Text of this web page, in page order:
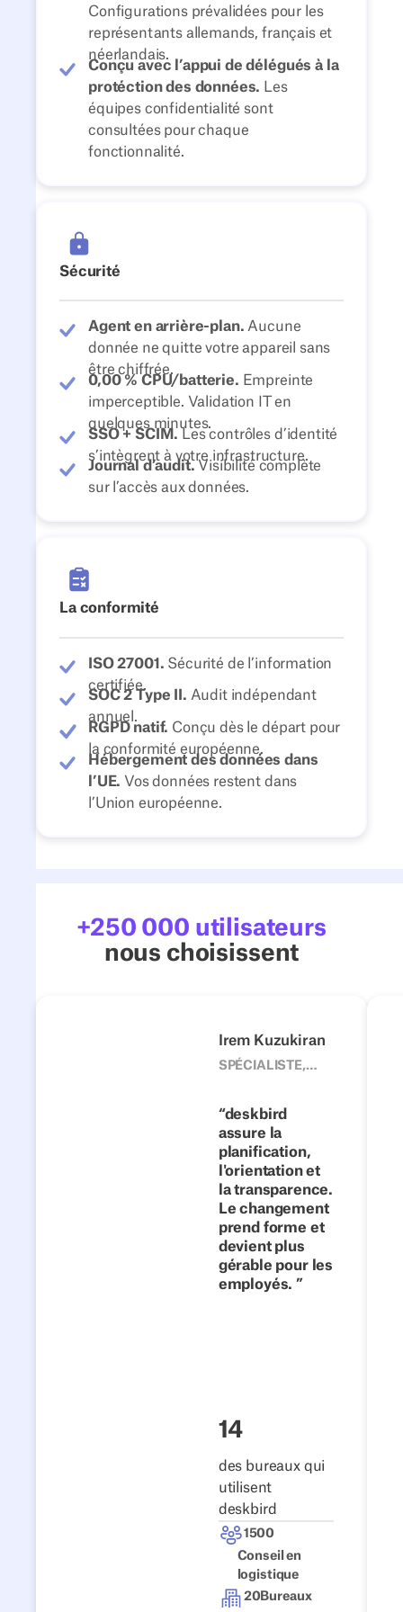
Configurations prévalidées pour les
représentants allemands, français et
néerlandais.
Conçu avec l’appui de délégués à la
protéction des données. Les
équipes confidentialité sont
consultées pour chaque
fonctionnalité.
Sécurité
Agent en arrière-plan. Aucune
donnée ne quitte votre appareil sans
être chiffrée.
0,00 % CPU/batterie. Empreinte
imperceptible. Validation IT en
quelques minutes.
SSO + SCIM. Les contrôles d’identité
s’intègrent à votre infrastructure.
Journal d’audit. Visibilité complète
sur l’accès aux données.
La conformité
ISO 27001. Sécurité de l’information
certifiée.
SOC 2 Type II. Audit indépendant
annuel.
RGPD natif. Conçu dès le départ pour
la conformité européenne.
Hébergement des données dans
l’UE. Vos données restent dans
l’Union européenne.
+250 000 utilisateurs
nous choisissent
Irem Kuzukiran
SPÉCIALISTE,
D'ENTREPRISE,
4FLOW
deskbird
assure la
planification,
l'orientation et
la transparence.
Le changement
prend forme et
devient plus
gérable pour les
employés.
14
des bureaux qui
utilisent
deskbird
1500
Conseil en
logistique
20 Bureaux
PrécédentSuivant